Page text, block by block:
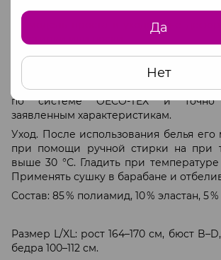
Да
Нет
модель проста в уходе и не
Качественное боди Passion SATARA
дискомфорта и безопасно во время
материалы, из которого оно сшито,
по системе OECO-TEX и точно
заявленным характеристикам.
Уход. После использования белья
при помощи ручной стирки на при
выше 30 °С. Гладить при
Применять сушку в барабане и
Состав: 85 % полиамид, 10 % эластан, 5
Размер L/XL: рост 164–170 см, бюст
бедра 100–112 см.